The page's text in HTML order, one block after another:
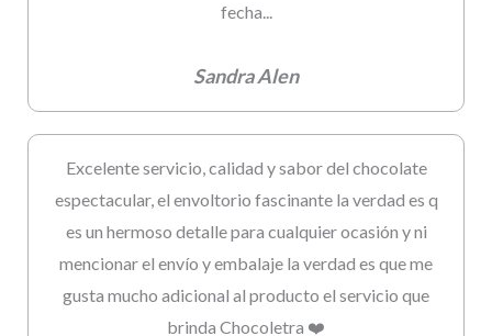
fecha...
Sandra Alen
Excelente servicio, calidad y sabor del chocolate
espectacular, el envoltorio fascinante la verdad es q
es un hermoso detalle para cualquier ocasión y ni
mencionar el envío y embalaje la verdad es que me
gusta mucho adicional al producto el servicio que
brinda Chocoletra ❤️